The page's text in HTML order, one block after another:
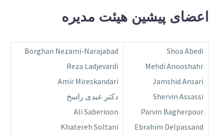
اعضای پیشین هیئت مدیره
Shoa Abedi
Mehdi Anooshahr
Jamshid Ansari
Shervin Assassi
Parvin Bagherpour
Ebrahim Delpassand
Borghan Nezami-Narajabad
Reza Ladjevardi
Amir Mireskandari
دکتر عبدی راسخ
Ali Saberioon
Khatereh Soltani